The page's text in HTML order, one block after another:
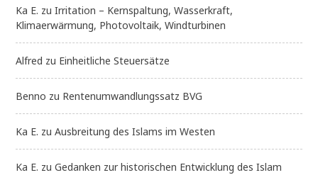
Ka E. zuIrritation – Kernspaltung, Wasserkraft,
Klimaerwärmung, Photovoltaik, Windturbinen
Alfred zu Einheitliche Steuersätze
Benno zu Rentenumwandlungssatz BVG
Ka E. zuAusbreitung des Islams im Westen
Ka E. zuGedanken zur historischen Entwicklung des Islam